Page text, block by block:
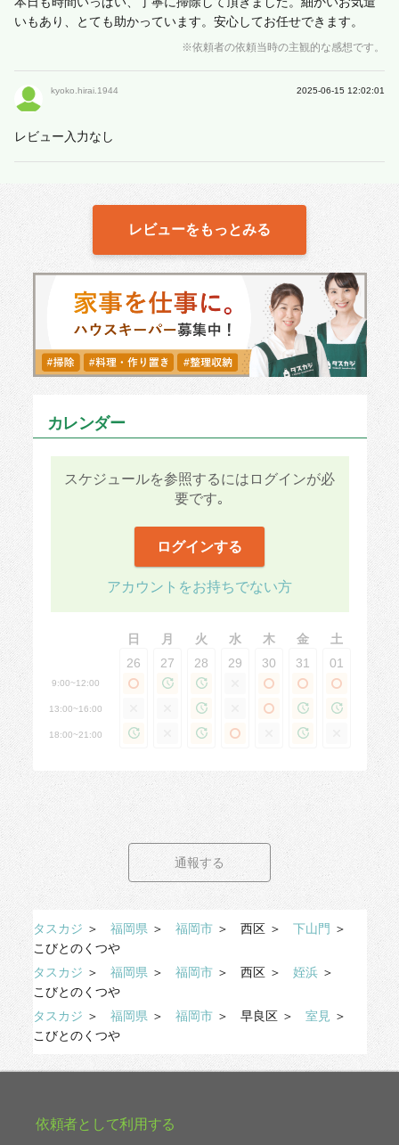
いもあり、とても助かっています。安心してお任せできます。
※依頼者の依頼当時の主観的な感想です。
kyoko.hirai.1944 2025-06-15 12:02:01
レビュー入力なし
レビューをもっとみる
カレンダー
スケジュールを参照するにはログインが必
要です｡
ログインする
アカウントをお持ちでない方
日 月 火 水 木 金 土
9:00~12:00
13:00~16:00
18:00~21:00
26 27 28 29 30 31 01
通報する
タスカジ ＞ 福岡県 ＞ 福岡市 ＞ 西区 ＞ 下山門 ＞
こびとのくつや
タスカジ ＞ 福岡県 ＞ 福岡市 ＞ 西区 ＞ 姪浜 ＞
こびとのくつや
タスカジ ＞ 福岡県 ＞ 福岡市 ＞ 早良区 ＞ 室見
＞
こびとのくつや
依頼者として利用する